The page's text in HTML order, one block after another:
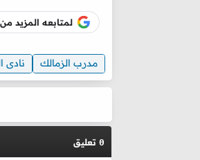
لمتابعه المزيد
مدرب الزمالك نادى
0 تعليق